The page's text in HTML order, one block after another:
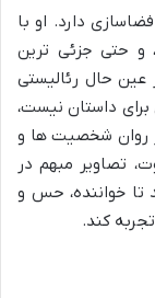
دارد. او با
و حتی جزئی ترین
عین حال رئالیستی
داستان نیست،
روان شخصیت ها و
تصاویر مبهم در
خواننده، حس و
کند.